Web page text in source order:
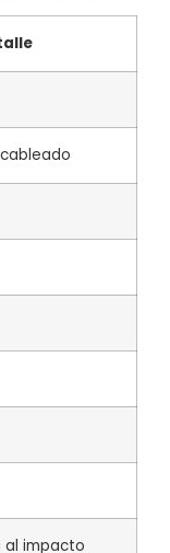
al impacto